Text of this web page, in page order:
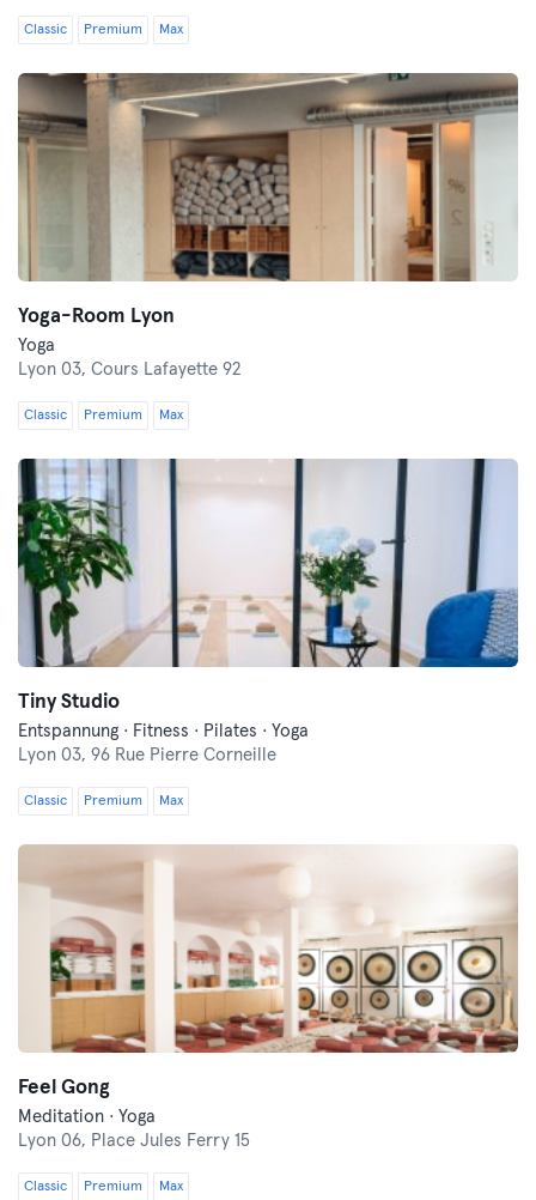
Classic Premium Max
Yoga-Room Lyon
Yoga
Lyon 03, Cours Lafayette 92
Classic Premium Max
Tiny Studio
Entspannung · Fitness · Pilates · Yoga
Lyon 03, 96 Rue Pierre Corneille
Classic Premium Max
Feel Gong
Meditation · Yoga
Lyon 06, Place Jules Ferry 15
Classic Premium Max